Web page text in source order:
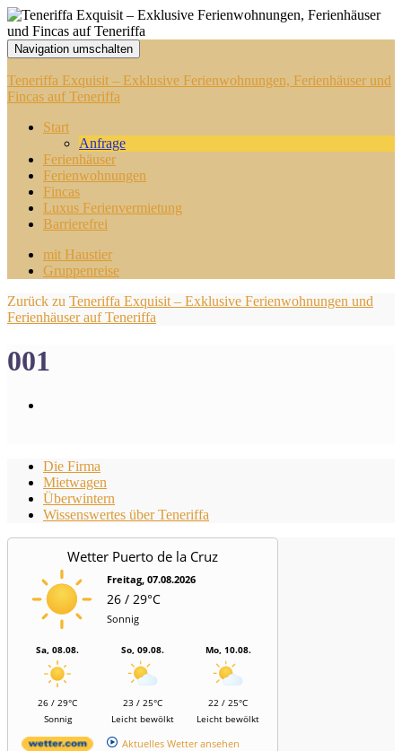
Navigation umschalten
Teneriffa Exquisit – Exklusive Ferienwohnungen, Ferienhäuser und
Fincas auf Teneriffa
Start
Anfrage
Ferienhäuser
Ferienwohnungen
Fincas
Luxus Ferienvermietung
Barrierefrei
mit Haustier
Gruppenreise
Zurück zu Teneriffa Exquisit – Exklusive Ferienwohnungen und
Ferienhäuser auf Teneriffa
001
Die Firma
Mietwagen
Überwintern
Wissenswertes über Teneriffa
Wetter Puerto de la Cruz
Freitag, 07.08.2026
26 / 29°C
Sonnig
Sa, 08.08.
26 / 29°C
Sonnig
So, 09.08.
23 / 25°C
Leicht bewölkt
Mo, 10.08.
22 / 25°C
Leicht bewölkt
Aktuelles Wetter ansehen